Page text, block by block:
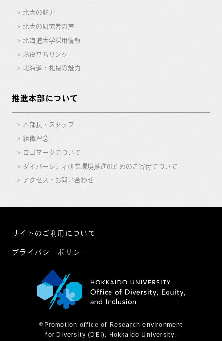
北大の魅力
北大の研究者の声
北海道大学採用情報
お役立ちリンク
北海道・札幌の魅力
推進本部について
本部長・スタッフ
組織理念
ロゴマークについて
ダイバーシティ研究環境推進のためのご寄付について
アクセス・お問い合わせ
サイトのご利用について
プライバシーポリシー
©Promotion office of Research environment
for Diversity (DEI), Hokkaido University.